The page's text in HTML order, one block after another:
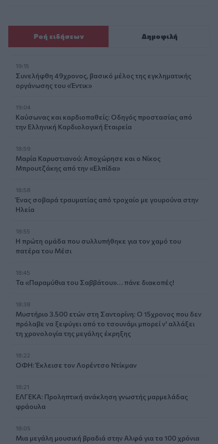
Ροή ειδήσεων Δημοφιλή
19:15
Συνελήφθη 49χρονος, βασικό μέλος της εγκληματικής
οργάνωσης του «Έντικ»
19:04
Καύσωνας και καρδιοπαθείς: Οδηγός προστασίας από
την Ελληνική Καρδιολογική Εταιρεία
18:59
Μαρία Καρυστιανού: Αποχώρησε και ο Νίκος
Μπρουτζάκης από την «Ελπίδα»
18:58
Ένας σοβαρά τραυματίας από τροχαίο με γουρούνα στην
Ηλεία
18:55
Η πρώτη ομάδα που συλλυπήθηκε για τον χαμό του
πατέρα του Μέσι
18:45
Τα «Παραμύθια του Σαββάτου»… πάνε διακοπές!
18:38
Μυστήριο 3.500 ετών στη Σαντορίνη: Ο 15χρονος που δεν
πρόλαβε να ξεφύγει από το τσουνάμι μπορεί ν' αλλάξει
τη χρονολογία της μεγάλης έκρηξης
18:22
ΟΦΗ: Έκλεισε τον Λορέντσο Ντίκμαν
18:21
ΕΛΓΕΚΑ: Προληπτική ανάκληση γνωστής μαρμελάδας
φράουλα
18:05
Μια μεγάλη μουσική βραδιά στην Αλφά για τα 100 χρόνια